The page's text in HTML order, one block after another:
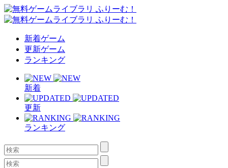
新着ゲーム
更新ゲーム
ランキング
新着
更新
ランキング